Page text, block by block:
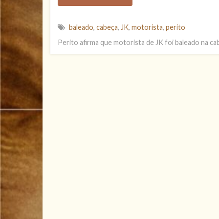
baleado, cabeça, JK, motorista, perito
Perito afirma que motorista de JK foi baleado na